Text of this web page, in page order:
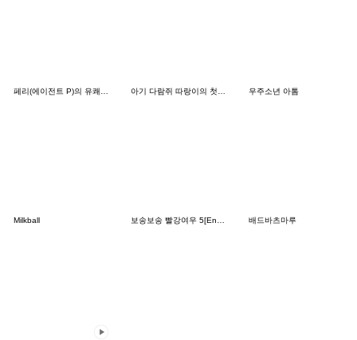
페리(에이전트 P)의 유쾌한 표정 아기 다람쥐 따랑이의 첫따랑 우주소년 아톰
Milkball 배드바츠마루